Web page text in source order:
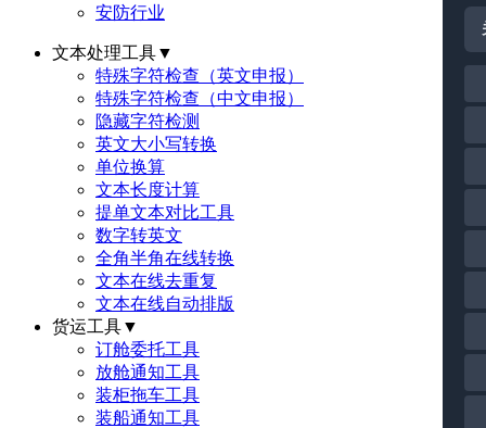
安防行业
文本处理工具▼
特殊字符检查（英文申报）
特殊字符检查（中文申报）
隐藏字符检测
英文大小写转换
单位换算
文本长度计算
提单文本对比工具
数字转英文
全角半角在线转换
文本在线去重复
文本在线自动排版
货运工具▼
订舱委托工具
放舱通知工具
装柜拖车工具
装船通知工具